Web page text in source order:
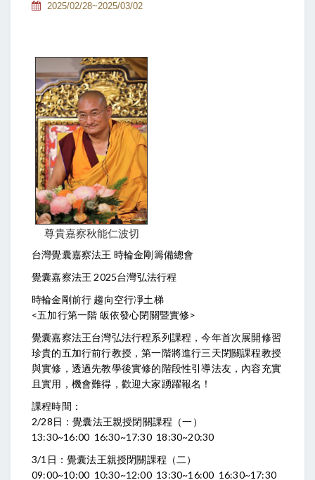
2025/02/28~2025/03/02
尊貴嘉察秋能仁波切
台灣覺囊嘉察法王 時輪金剛籌備總會
覺囊嘉察法王 2025台灣弘法行程
時輪金剛前行 趨向空行凈土梯
<五加行第一階 皈依發心閉關暨實修>
覺囊嘉察法王台灣弘法行程系列課程，今年首次展開修習
珍貴的五加行前行教授，第一階將進行三天閉關課程教授
與實修，透過先教學後實修的階段性引導法友，內容充實
且實用，機會難得，歡迎大家踴躍報名！
課程時間：
2/28日：覺囊法王親授閉關課程（一）
13:30~16:00 16:30~17:30 18:30~20:30
3/1日：覺囊法王親授閉關課程（二）
09:00~10:00 10:30~12:00 13:30~16:00 16:30~17:30